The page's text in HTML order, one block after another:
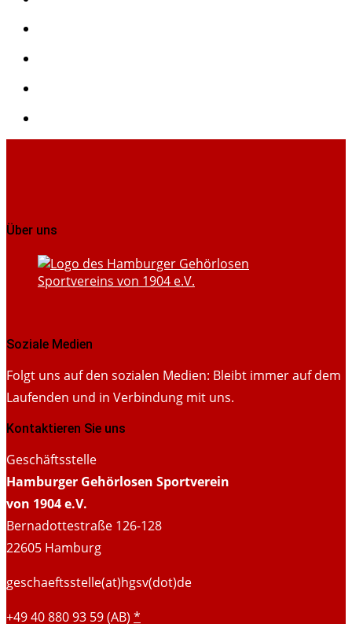
Über uns
Soziale Medien
Folgt uns auf den sozialen Medien: Bleibt immer auf dem
Laufenden und in Verbindung mit uns.
Kontaktieren Sie uns
Geschäftsstelle
Hamburger Gehörlosen Sportverein
von 1904 e.V.
Bernadottestraße 126-128
22605 Hamburg
geschaeftsstelle(at)hgsv(dot)de
+49 40 880 93 59 (AB) *